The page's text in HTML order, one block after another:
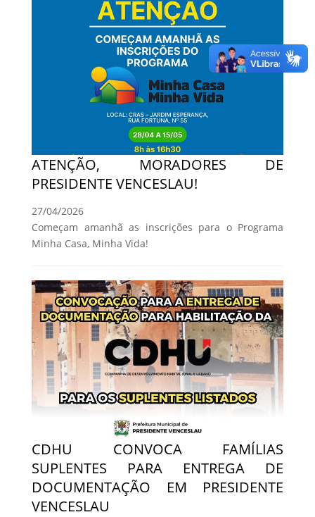
ATENÇÃO, MORADORES DE
PRESIDENTE VENCESLAU!
27/04/2026
Começam amanhã as inscrições para o Programa
Minha Casa, Minha Vida!
CDHU CONVOCA FAMÍLIAS
SUPLENTES PARA ENTREGA DE
DOCUMENTAÇÃO EM PRESIDENTE
VENCESLAU